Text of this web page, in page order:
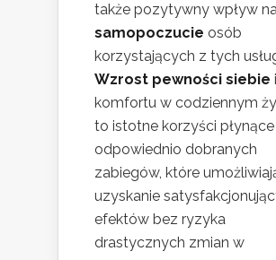
także pozytywny wpływ
samopoczucie osób
korzystających z tych
Wzrost pewności siebie i
komfortu w codziennym
to istotne korzyści
odpowiednio dobranych
zabiegów, które
uzyskanie
efektów bez ryzyka
drastycznych zmian w